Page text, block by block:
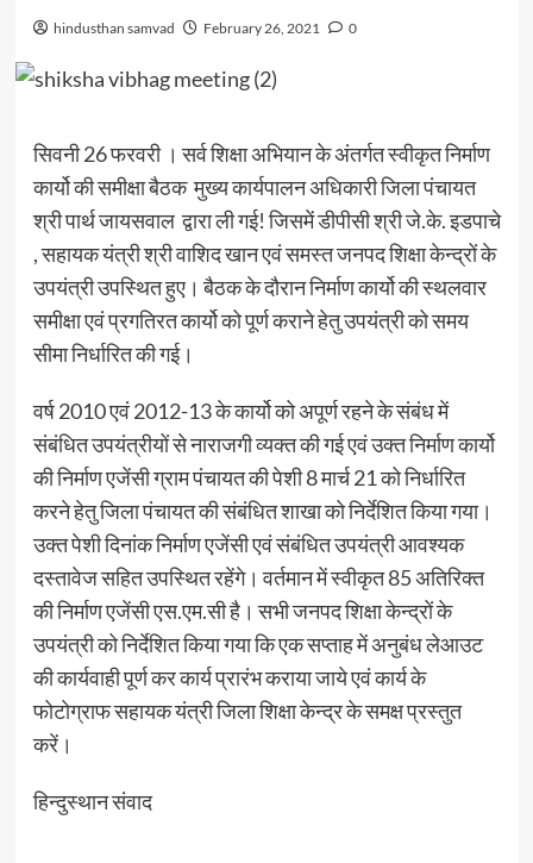
hindusthan samvad February 26, 2021 0
सिवनी 26 फरवरी । सर्व शिक्षा अभियान के अंतर्गत स्वीकृत निर्माण
कार्यो की समीक्षा बैठक मुख्य कार्यपालन अधिकारी जिला पंचायत
श्री पार्थ जायसवाल द्वारा ली गई! जिसमें डीपीसी श्री जे.के. इडपाचे
, सहायक यंत्री श्री वाशिद खान एवं समस्त जनपद शिक्षा केन्द्रों के
उपयंत्री उपस्थित हुए। बैठक के दौरान निर्माण कार्यो की स्थलवार
समीक्षा एवं प्रगतिरत कार्यो को पूर्ण कराने हेतु उपयंत्री को समय
सीमा निर्धारित की गई।
वर्ष 2010 एवं 2012-13 के कार्यो को अपूर्ण रहने के संबंध में
संबंधित उपयंत्रीयों से नाराजगी व्यक्त की गई एवं उक्त निर्माण कार्यो
की निर्माण एजेंसी ग्राम पंचायत की पेशी 8 मार्च 21 को निर्धारित
करने हेतु जिला पंचायत की संबंधित शाखा को निर्देशित किया गया।
उक्त पेशी दिनांक निर्माण एजेंसी एवं संबंधित उपयंत्री आवश्यक
दस्तावेज सहित उपस्थित रहेंगे। वर्तमान में स्वीकृत 85 अतिरिक्त
की निर्माण एजेंसी एस.एम.सी है। सभी जनपद शिक्षा केन्द्रों के
उपयंत्री को निर्देशित किया गया कि एक सप्ताह में अनुबंध लेआउट
की कार्यवाही पूर्ण कर कार्य प्रारंभ कराया जाये एवं कार्य के
फोटोग्राफ सहायक यंत्री जिला शिक्षा केन्द्र के समक्ष प्रस्तुत
करें।
हिन्दुस्थान संवाद